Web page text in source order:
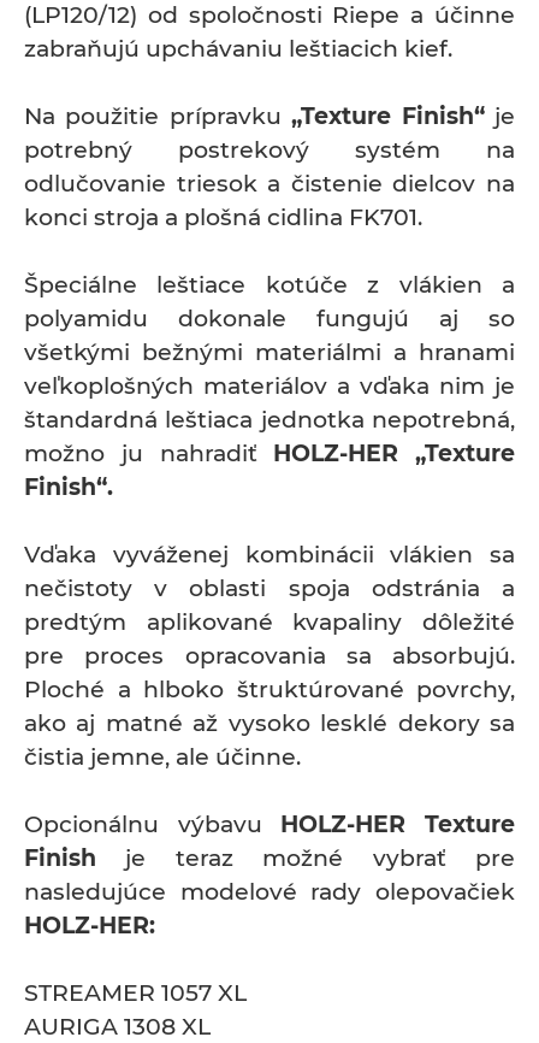
(LP120/12) od spoločnosti Riepe a účinne
zabraňujú upchávaniu leštiacich kief.
Na použitie prípravku„Texture Finish“je
potrebný postrekový systém na
odlučovanie triesok a čistenie dielcov na
konci stroja a plošná cidlina FK701.
Špeciálne leštiace kotúče z vlákien a
polyamidu dokonale fungujú aj so
všetkými bežnými materiálmi a hranami
veľkoplošných materiálov a vďaka nim je
štandardná leštiaca jednotka nepotrebná,
možno ju nahradiť HOLZ-HER „Texture
Finish“.
Vďaka vyváženej kombinácii vlákien sa
nečistoty v oblasti spoja odstránia a
predtým aplikované kvapaliny dôležité
pre proces opracovania sa absorbujú.
Ploché a hlboko štruktúrované povrchy,
ako aj matné až vysoko lesklé dekory sa
čistia jemne, ale účinne.
Opcionálnu výbavu HOLZ-HER Texture
Finish je teraz možné vybrať pre
nasledujúce modelové rady olepovačiek
HOLZ-HER:
STREAMER 1057 XL
AURIGA 1308 XL